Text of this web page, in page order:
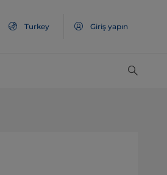
Turkey Giriş yapın